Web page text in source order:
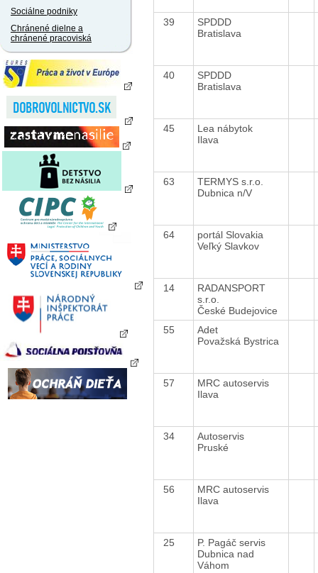
Sociálne podniky
Chránené dielne a
chránené pracoviská
39
SPDDD
Bratislava
40
SPDDD
Bratislava
45
Lea nábytok
Ilava
63
TERMYS s.r.o.
Dubnica n/V
64
portál Slovakia
Veľký Slavkov
14
RADANSPORT
s.r.o.
České Budejovice
55
Adet
Považská Bystrica
57
MRC autoservis
Ilava
34
Autoservis
Pruské
56
MRC autoservis
Ilava
25
P. Pagáč servis
Dubnica nad
Váhom